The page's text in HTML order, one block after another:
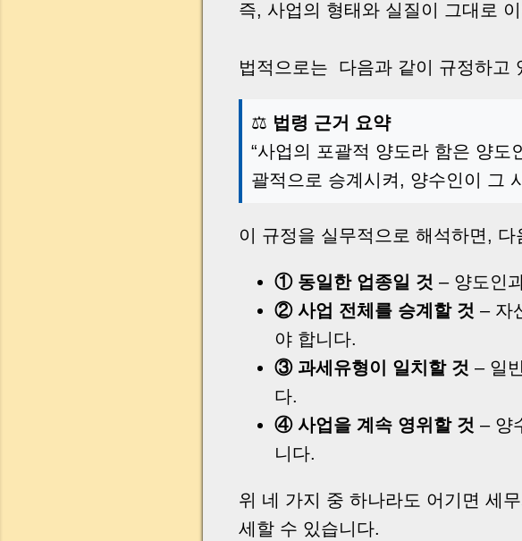
즉, 사업의 형태와 실질이 그대로
법적으로는 다음과 같이 규정하고
⚖️ 법령 근거 요약
“사업의 포괄적 양도라 함은 양
괄적으로 승계시켜, 양수인이 그
이 규정을 실무적으로 해석하면,
① 동일한 업종일 것 – 양도인
② 사업 전체를 승계할 것 – 자
야 합니다.
③ 과세유형이 일치할 것 – 일
다.
④ 사업을 계속 영위할 것 – 양
니다.
위 네 가지 중 하나라도 어기면 세
세할 수 있습니다.